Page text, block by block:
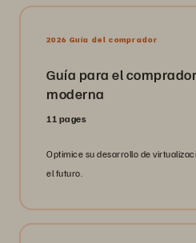
2026 Guía del comprador
Guía para el
moderna
11 pages
Optimice su desarrollo de
el futuro.